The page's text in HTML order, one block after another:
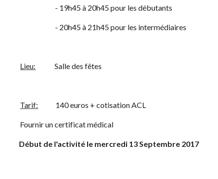
                            - 19h45 à 20h45 pour les débutants
                            - 20h45 à 21h45 pour les intermédiaires
Lieu:
             Salle des fêtes
Tarif:
            140 euros + cotisation ACL
    Fournir un certificat médical
Début de l'activité le mercredi 13 Septembre 2017